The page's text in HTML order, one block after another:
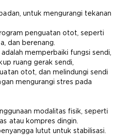
untuk mengurangi tekanan
penguatan otot, seperti
dan berenang.
memperbaiki fungsi sendi,
ruang gerak sendi,
otot, dan melindungi sendi
mengurangi stres pada
modalitas fisik, seperti
atau kompres dingin.
lutut untuk stabilisasi.